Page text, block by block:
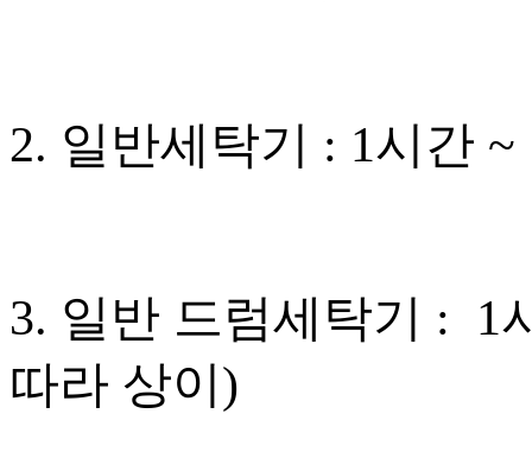
2. 일반세탁기 : 1시간
3. 일반 드럼세탁기 : 1
따라 상이)